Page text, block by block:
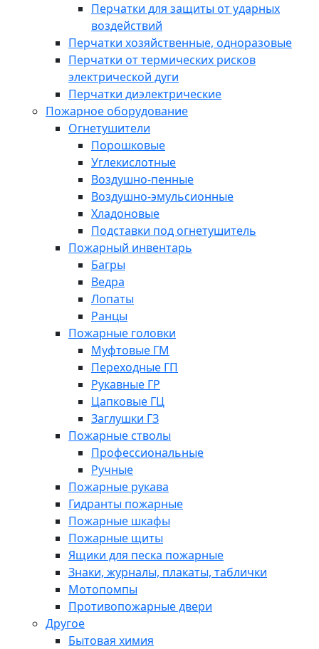
Перчатки для защиты от ударных
воздействий
Перчатки хозяйственные, одноразовые
Перчатки от термических рисков
электрической дуги
Перчатки диэлектрические
Пожарное оборудование
Огнетушители
Порошковые
Углекислотные
Воздушно-пенные
Воздушно-эмульсионные
Хладоновые
Подставки под огнетушитель
Пожарный инвентарь
Багры
Ведра
Лопаты
Ранцы
Пожарные головки
Муфтовые ГМ
Переходные ГП
Рукавные ГР
Цапковые ГЦ
Заглушки ГЗ
Пожарные стволы
Профессиональные
Ручные
Пожарные рукава
Гидранты пожарные
Пожарные шкафы
Пожарные щиты
Ящики для песка пожарные
Знаки, журналы, плакаты, таблички
Мотопомпы
Противопожарные двери
Другое
Бытовая химия